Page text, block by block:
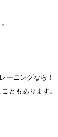
ーニングなら！
ともあります。